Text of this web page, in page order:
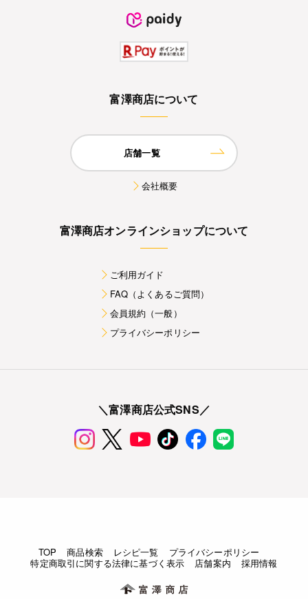
富澤商店について
店舗一覧
会社概要
富澤商店オンラインショップについて
ご利用ガイド
FAQ（よくあるご質問）
会員規約（一般）
プライバシーポリシー
＼富澤商店公式SNS／
TOP 商品検索 レシピ一覧
プライバシーポリシー
特定商取引に関する法律に基づく表示
店舗案内 採用情報